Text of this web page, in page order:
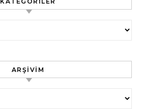
ARŞIVIM